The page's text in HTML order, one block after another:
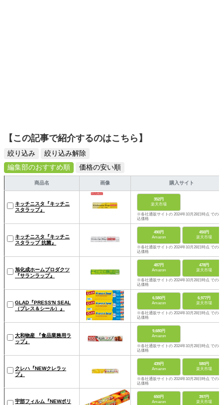
【この記事で紹介するのはこちら】
絞り込み
絞り込み解除
編集部のおすすめ順
価格の安い順
商品名 画像 購入サイト
キッチニスタ『キッチニ
スタラップ』
352円
楽天市場
※各社通販サイトの 2024年10月28日時点 での税
込価格
キッチニスタ『キッチニ
スタラップ 抗菌』
490円
Amazon
450円
楽天市場
※各社通販サイトの 2024年10月28日時点 での税
込価格
旭化成ホームプロダクツ
『サランラップ』
487円
Amazon
478円
楽天市場
※各社通販サイトの 2024年10月28日時点 での税
込価格
GLAD『PRESS'N SEAL
（プレス＆シール）』
6,580円
Amazon
6,977円
楽天市場
※各社通販サイトの 2024年10月28日時点 での税
込価格
大和物産 『食品業務用ラ
ップ』
9,680円
Amazon
※各社通販サイトの 2024年10月28日時点 での税
込価格
クレハ『NEWクレラッ
プ』
439円
Amazon
580円
楽天市場
※各社通販サイトの 2024年10月28日時点 での税
込価格
宇部フィルム『NEWポリ
650円
Amazon
397円
楽天市場